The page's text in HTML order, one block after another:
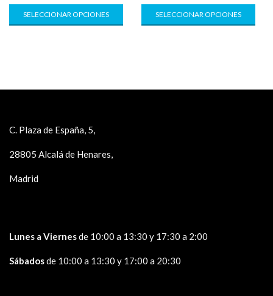
SELECCIONAR OPCIONES SELECCIONAR OPCIONES
C. Plaza de España, 5,
28805 Alcalá de Henares,
Madrid
Lunes a Viernesde 10:00 a 13:30 y 17:30 a 2:00
Sábadosde 10:00 a 13:30 y 17:00 a 20:30